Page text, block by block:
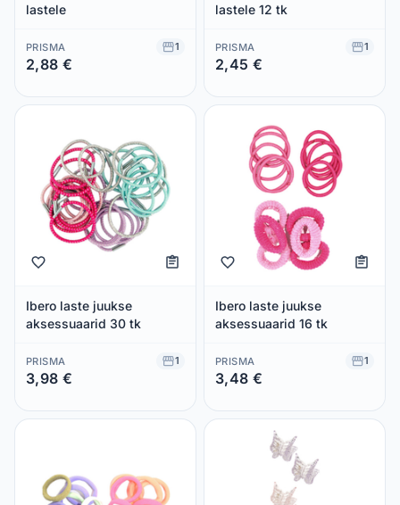
lastele
PRISMA 1
2,88 €
lastele 12 tk
PRISMA 1
2,45 €
Ibero laste juukse
aksessuaarid 30 tk
PRISMA 1
3,98 €
Ibero laste juukse
aksessuaarid 16 tk
PRISMA 1
3,48 €